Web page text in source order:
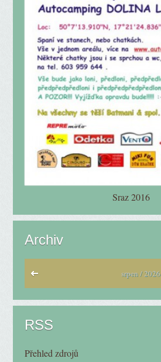
Sraz 2016
Archiv
srpen / 2026
RSS
Přehled zdrojů